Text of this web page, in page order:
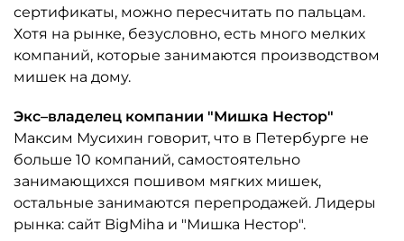
сертификаты, можно пересчитать по пальцам.
Хотя на рынке, безусловно, есть много мелких
компаний, которые занимаются производством
мишек на дому.
Экс–владелец компании "Мишка Нестор"
Максим Мусихин говорит, что в Петербурге не
больше 10 компаний, самостоятельно
занимающихся пошивом мягких мишек,
остальные занимаются перепродажей. Лидеры
рынка: сайт BigMiha и "Мишка Нестор".